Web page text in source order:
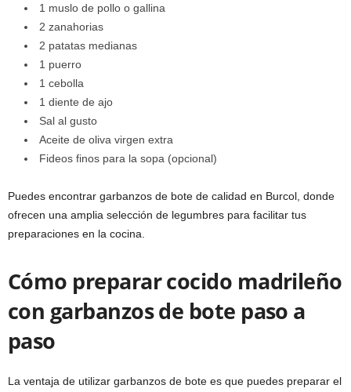
1 muslo de pollo o gallina
2 zanahorias
2 patatas medianas
1 puerro
1 cebolla
1 diente de ajo
Sal al gusto
Aceite de oliva virgen extra
Fideos finos para la sopa (opcional)
Puedes encontrar garbanzos de bote de calidad en Burcol, donde
ofrecen una amplia selección de legumbres para facilitar tus
preparaciones en la cocina.
Cómo preparar cocido madrileño
con garbanzos de bote paso a
paso
La ventaja de utilizar garbanzos de bote es que puedes preparar el